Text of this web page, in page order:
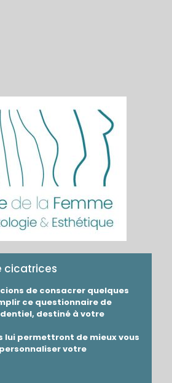
cicatrices
de consacrer quelques
ce questionnaire de
destiné à votre
lui permettront de mieux vous
votre